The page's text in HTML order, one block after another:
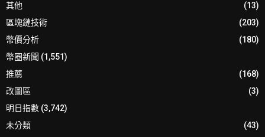
其他
(13)
區塊鏈技術
(203)
幣價分析
(180)
幣圈新聞 (1,551)
推薦
(168)
改圖區
(3)
明日指數 (3,742)
未分類
(43)